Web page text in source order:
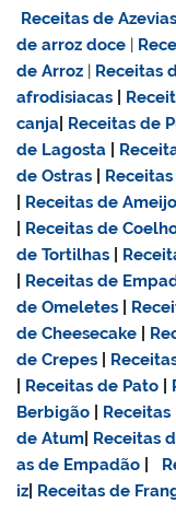
Receitas de Azevias
dearroz doce
de Arroz
Receitas
afrodisiacas
canja
Receitas de
de Lagosta
de Ostras
Receitas de
Receitas de
de Tortilhas
Receitas de
de Omeletes
de Cheesecake
de Crepes
Receitas de Pato
Berbigão
Receitas
de Atum
Receitas
as de Empadão
iz
Receitas de